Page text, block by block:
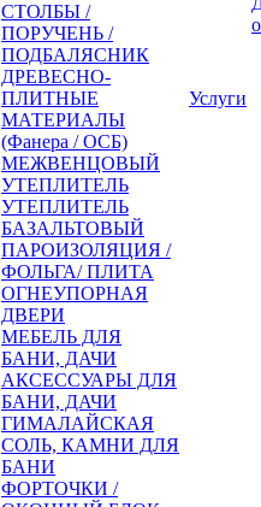
СТОЛБЫ /
ПОРУЧЕНЬ /
ПОДБАЛЯСНИК
ДРЕВЕСНО-
ПЛИТНЫЕ
МАТЕРИАЛЫ
(Фанера / ОСБ)
МЕЖВЕНЦОВЫЙ
УТЕПЛИТЕЛЬ
УТЕПЛИТЕЛЬ
БАЗАЛЬТОВЫЙ
ПАРОИЗОЛЯЦИЯ /
ФОЛЬГА/ ПЛИТА
ОГНЕУПОРНАЯ
ДВЕРИ
МЕБЕЛЬ ДЛЯ
БАНИ, ДАЧИ
АКСЕССУАРЫ ДЛЯ
БАНИ, ДАЧИ
ГИМАЛАЙСКАЯ
СОЛЬ, КАМНИ ДЛЯ
БАНИ
ФОРТОЧКИ /
Услуги